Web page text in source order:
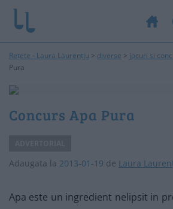
Rețete - Laura Laurențiu > diverse > jocuri si
Pura
Concurs Apa Pura
Adaugata la 2013-01-19 de Laura
Apa este un ingredient nelipsit in